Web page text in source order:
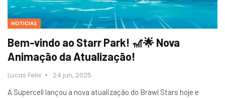
NOTICIAS
Bem-vindo ao Starr Park! 🎢🌟 Nova
Animação da Atualização!
Lucas Felix 24 jun, 2025
A Supercell lançou a nova atualização do Brawl Stars hoje e